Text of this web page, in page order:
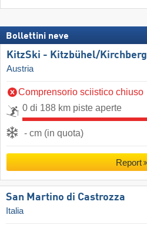
Bollettini neve
KitzSki - Kitzbühel/​Kirchberg
Austria
Comprensorio sciistico chiuso
0 di 188 km piste aperte
- cm (in quota)
Report
San Martino di Castrozza
Italia